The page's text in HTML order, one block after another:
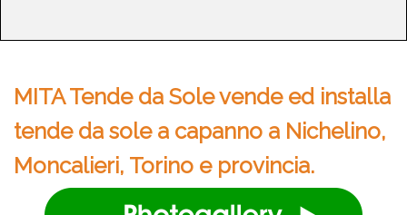
MITA Tende da Sole vende ed installa
tende da sole a capanno a Nichelino,
Moncalieri, Torino e provincia.